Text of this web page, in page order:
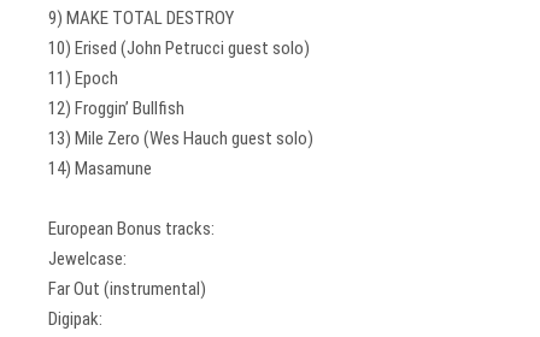
9) MAKE TOTAL DESTROY
10) Erised (John Petrucci guest solo)
11) Epoch
12) Froggin’ Bullfish
13) Mile Zero (Wes Hauch guest solo)
14) Masamune
European Bonus tracks:
Jewelcase:
Far Out (instrumental)
Digipak: